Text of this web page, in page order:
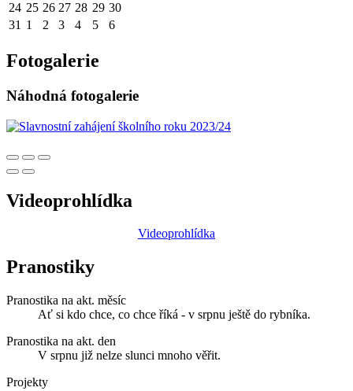
24 25 26 27 28 29 30
31 1 2 3 4 5 6
Fotogalerie
Náhodná fotogalerie
Videoprohlídka
Videoprohlídka
Pranostiky
Pranostika na akt. měsíc
Ať si kdo chce, co chce říká - v srpnu ještě do rybníka.
Pranostika na akt. den
V srpnu již nelze slunci mnoho věřit.
Projekty